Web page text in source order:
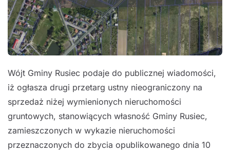
Wójt Gminy Rusiec podaje do publicznej wiadomości,
iż ogłasza drugi przetarg ustny nieograniczony na
sprzedaż niżej wymienionych nieruchomości
gruntowych, stanowiących własność Gminy Rusiec,
zamieszczonych w wykazie nieruchomości
przeznaczonych do zbycia opublikowanego dnia 10